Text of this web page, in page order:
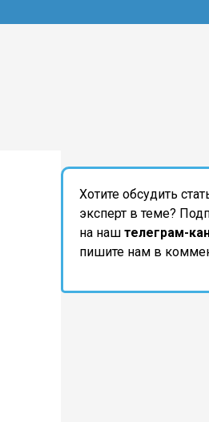
Хотите обсудить
эксперт в теме?
на наш телеграм-
пишите нам в